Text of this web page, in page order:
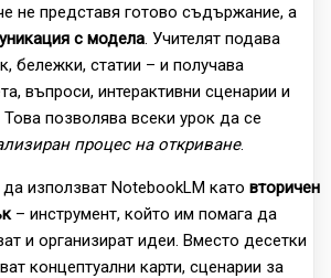
не представя готово съдържание, а
с модела . Учителят подава
бележки, статии – и получава
въпроси, интерактивни сценарии и
Това позволява всеки урок да се
процес на откриване.
да използват NotebookLM като вторичен
– инструмент, който им помага да
и организират идеи. Вместо десетки
концептуални карти, сценарии за